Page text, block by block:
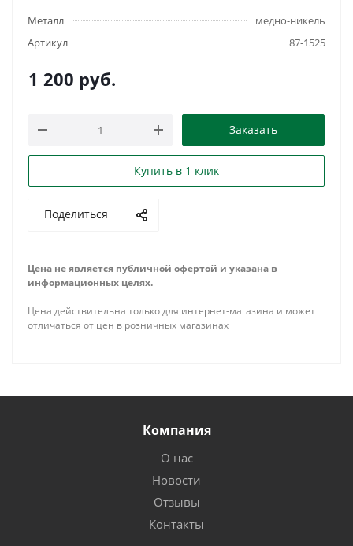
Металл
медно-никель
Артикул
87-1525
1 200 руб.
Заказать
Купить в 1 клик
Поделиться
Цена не является публичной офертой и указана в
информационных целях.
Цена действительна только для интернет-магазина и может
отличаться от цен в розничных магазинах
Компания
О нас
Новости
Отзывы
Контакты